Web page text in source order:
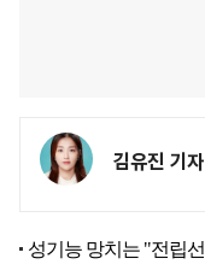
김유진 기자